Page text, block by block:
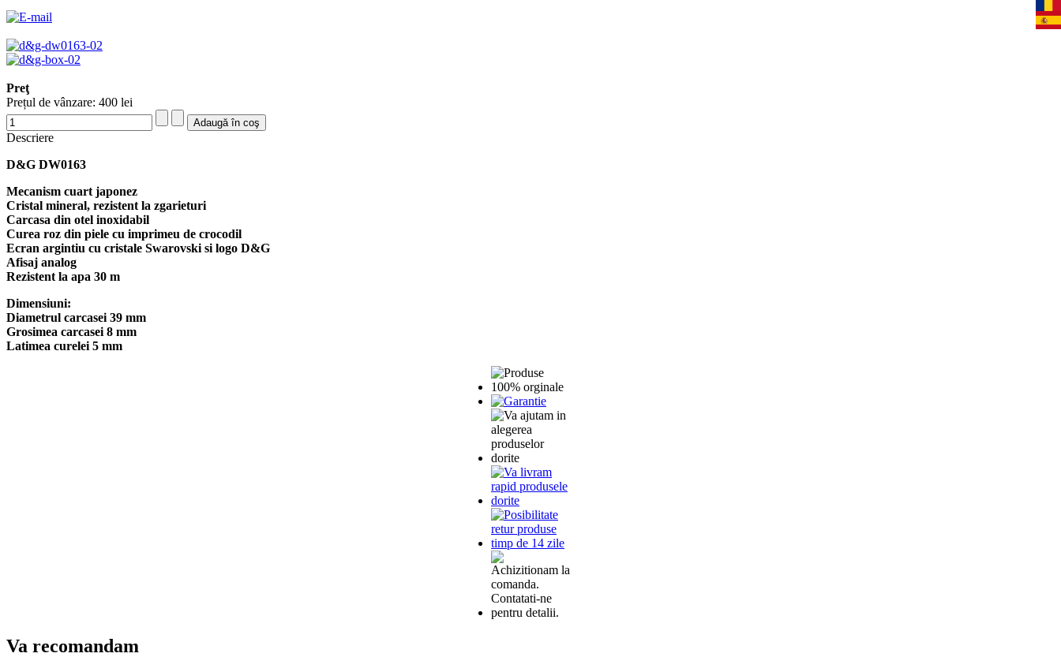
Preţ
Prețul de vânzare: 400 lei
Descriere
D&G DW0163
Mecanism cuart japonez
Cristal mineral, rezistent la zgarieturi
Carcasa din otel inoxidabil
Curea roz din piele cu imprimeu de crocodil
Ecran argintiu cu cristale Swarovski si logo D&G
Afisaj analog
Rezistent la apa 30 m
Dimensiuni:
Diametrul carcasei 39 mm
Grosimea carcasei 8 mm
Latimea curelei 5 mm
Va recomandam